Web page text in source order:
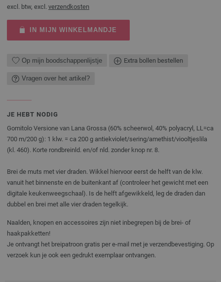
excl. btw, excl. verzendkosten
IN MIJN WINKELMANDJE
Op mijn boodschappenlijstje Extra bollen bestellen
Vragen over het artikel?
JE HEBT NODIG
Gomitolo Versione van Lana Grossa (60% scheerwol, 40% polyacryl, LL=ca
700 m/200 g): 1 klw. = ca 200 g antiekviolet/sering/amethist/viooltjeslila
(kl. 460). Korte rondbreinld. en/of nld. zonder knop nr. 8.
Brei de muts met vier draden. Wikkel hiervoor eerst de helft van de klw.
vanuit het binnenste en de buitenkant af (controleer het gewicht met een
digitale keukenweegschaal). Is de helft afgewikkeld, leg de draden dan
dubbel en brei met alle vier draden tegelkijk.
Naalden, knopen en accessoires zijn niet inbegrepen bij de brei- of
haakpakketten!
Je ontvangt het breipatroon gratis per e-mail met je verzendbevestiging. Op
verzoek kun je ook een gedrukt exemplaar ontvangen.